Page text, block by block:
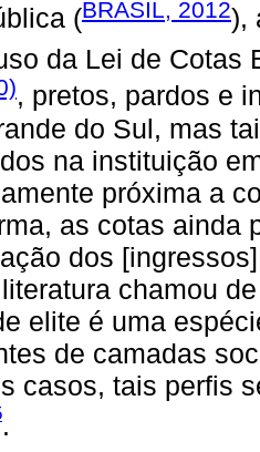
(BRASIL, 2012),
da Lei de Cotas
, pretos, pardos e
do Sul, mas
na instituição
próxima a
as cotas ainda
dos
chamou
elite é uma
de camadas
casos, tais perfis
.